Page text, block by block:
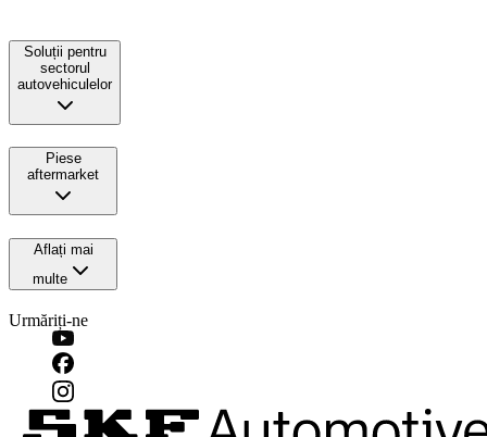
Soluții pentru
sectorul
autovehiculelor
Piese
aftermarket
Aflați mai
multe
Urmăriți-ne